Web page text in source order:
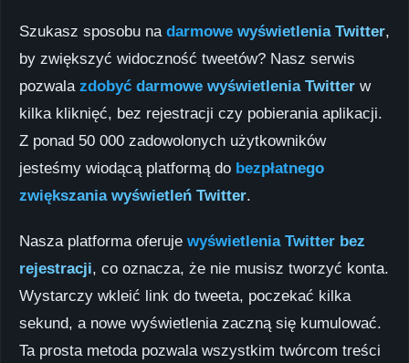
Szukasz sposobu na darmowe wyświetlenia Twitter,
by zwiększyć widoczność tweetów? Nasz serwis
pozwala zdobyć darmowe wyświetlenia Twitter w
kilka kliknięć, bez rejestracji czy pobierania aplikacji.
Z ponad 50 000 zadowolonych użytkowników
jesteśmy wiodącą platformą do bezpłatnego
zwiększania wyświetleń Twitter.
Nasza platforma oferuje wyświetlenia Twitter bez
rejestracji, co oznacza, że nie musisz tworzyć konta.
Wystarczy wkleić link do tweeta, poczekać kilka
sekund, a nowe wyświetlenia zaczną się kumulować.
Ta prosta metoda pozwala wszystkim twórcom treści